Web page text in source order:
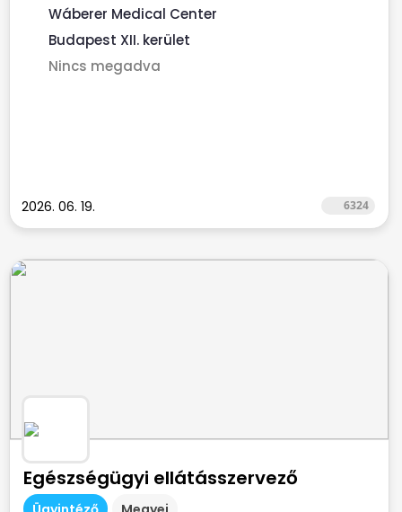
Wáberer Medical Center
Budapest XII. kerület
Nincs megadva
2026. 06. 19. 6324
Egészségügyi ellátásszervező